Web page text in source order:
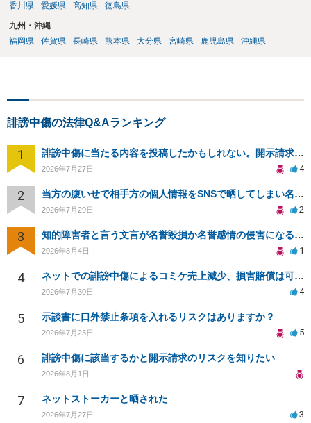
香川県
愛媛県 高知県 徳島県
九州・沖縄
福岡県
佐賀県 長崎県 熊本県 大分県 宮崎県 鹿児島県 沖縄県
誹謗中傷の法律Q&Aランキング
1 誹謗中傷に当たる内容を投稿したかもしれない。開示請求や民事刑事裁判に発展しうるのか教えて欲しい。
2026年7月27日 4
2 当方の腹いせで相手方の個人情報をSNSで晒してしまい名誉毀損させてしまったかもしれない
2026年7月29日 2
3 知的障害者と言う文言が名誉毀損か名誉感情の侵害になるか教えてほしい。
2026年8月4日 1
4 ネットでの誹謗中傷によるコミケ売上減少、損害賠償は可能か？
2026年7月30日 4
5 示談書に口外禁止条項を入れるリスクはありますか？
2026年7月23日 5
6 誹謗中傷に該当するかと開示請求のリスクを知りたい
2026年8月1日
7 ネットストーカーと晒された
2026年7月27日 3